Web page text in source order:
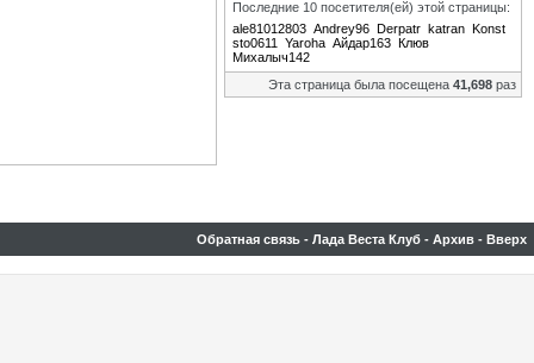
Последние 10 посетителя(ей) этой страницы:
ale81012803 Andrey96 Derpatr katran Konst
sto0611
Yaroha Айдар163 Клюв
Михалыч142
Эта страница была посещена 41,698 раз
Обратная связь - Лада Веста Клуб - Архив - Вверх